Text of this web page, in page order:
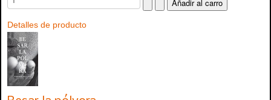
Detalles de producto